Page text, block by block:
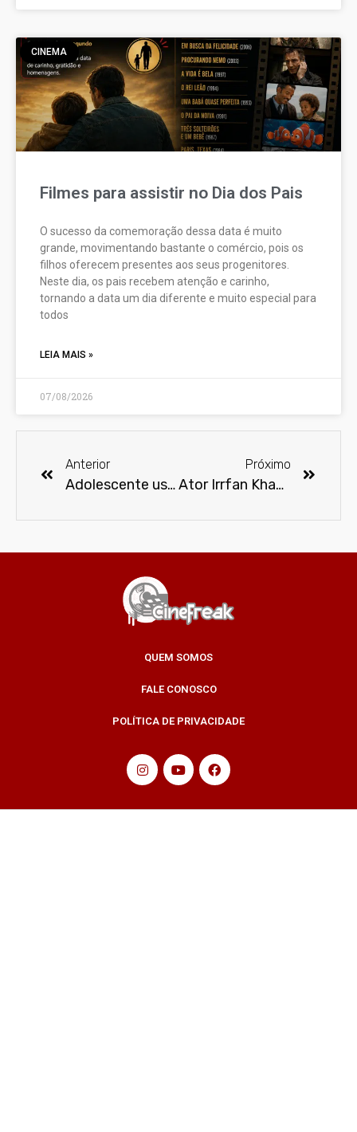
CINEMA
Filmes para assistir no Dia dos Pais
O sucesso da comemoração dessa data é muito
grande, movimentando bastante o comércio, pois os
filhos oferecem presentes aos seus progenitores.
Neste dia, os pais recebem atenção e carinho,
tornando a data um dia diferente e muito especial para
todos
LEIA MAIS »
07/08/2026
Anterior
Adolescente usa materiais reciclados e faz mais de 40 bonecos de super heróis
Próximo
Ator Irrfan Khan morre aos 53 anos
QUEM SOMOS
FALE CONOSCO
POLÍTICA DE PRIVACIDADE